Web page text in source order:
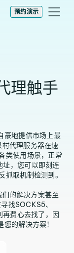
预约演示
理触手
豪地提供市场上最
代理服务器在速
类使用场景，正常
，您可以即刻连
取机制检测到。
的解决方案甚至
找SOCKS5、
费心去找了，因
的解决方案！